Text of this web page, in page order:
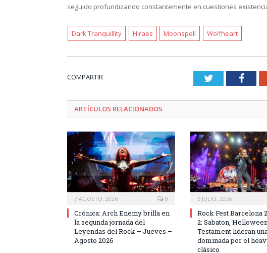
seguido profundizando constantemente en cuestiones
Dark Tranquillity Hiraes Moonspell Wolfheart
COMPARTIR Twitter
ARTÍCULOS RELACIONADOS
7 AGOSTO, 2026 0
Crónica: Arch Enemy brilla en
la segunda jornada del
Leyendas del Rock – Jueves –
Agosto 2026
5 JULIO, 2026
Rock Fest Barcelona
2: Sabaton,
Testament lideran
dominada por el
clásico